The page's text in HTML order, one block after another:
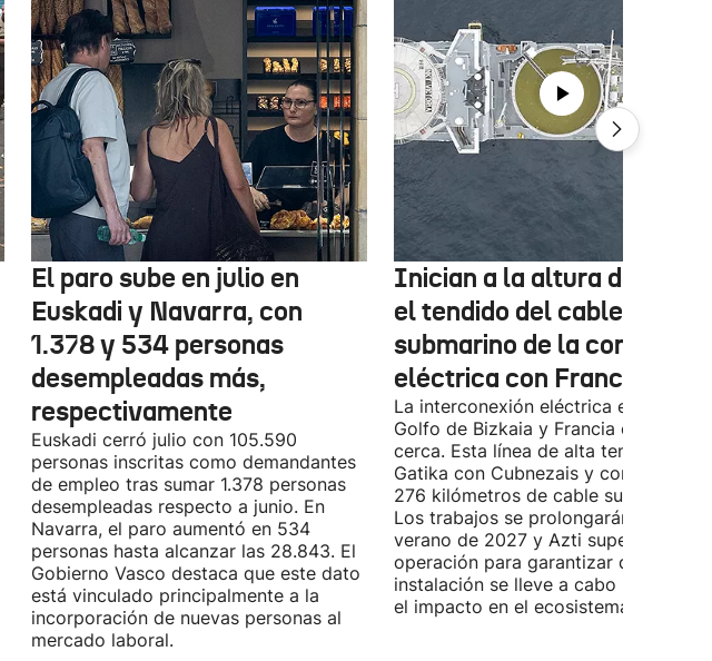
El paro sube en julio en
Euskadi y Navarra, con
1.378 y 534 personas
desempleadas más,
respectivamente
Euskadi cerró julio con 105.590
personas inscritas como demandantes
de empleo tras sumar 1.378 personas
desempleadas respecto a junio. En
Navarra, el paro aumentó en 534
personas hasta alcanzar las 28.843. El
Gobierno Vasco destaca que este dato
está vinculado principalmente a la
incorporación de nuevas personas al
mercado laboral.
Inician a la altura de
el tendido del cable
submarino de la conexión
eléctrica con Francia
La interconexión eléctrica entre el
Golfo de Bizkaia y Francia está más
cerca. Esta línea de alta tensión unirá
Gatika con Cubnezais y contará con
276 kilómetros de cable submarino.
Los trabajos se prolongarán hasta
verano de 2027 y Azti supervisará la
operación para garantizar que la
instalación se lleve a cabo
el impacto en el ecosistema marino.